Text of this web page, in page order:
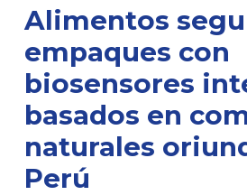
Alimentos
empaques con
biosensores
basados en
naturales
Perú